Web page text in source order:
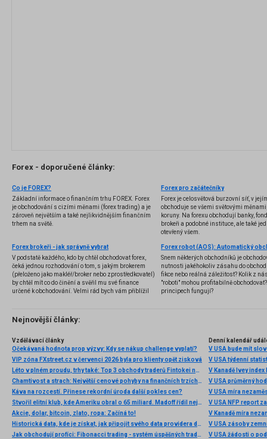
Forex - doporučené články:
Co je FOREX?
Základní informace o finančním trhu FOREX. Forex
je obchodování s cizími měnami (forex trading) a je
zároveň největším a také nejlikvidnějším finančním
trhem na světě.
Forex pro začátečníky
Forex je celosvětová burzovní síť, v
obchoduje se všemi světovými
koruny. Na forexu obchodují banky,
brokeři a podobné instituce, ale také
otevřený všem.
Forex brokeři - jak správně vybrat
V podstatě každého, kdo by chtěl obchodovat forex,
čeká jednou rozhodování o tom, s jakým brokerem
(přeloženo jako makléř/broker nebo zprostředkovatel)
by chtěl mít co do činění a svěřil mu své finance
určené k obchodování. Velmi rád bych vám přiblížil
několik příkladů nejznámějších z nich.
Snem některých obchodníků je
nutnosti jakéhokoliv zásahu do
fikce nebo reálná záležitost? Kolik z
"roboti" mohou profitabilně
principech fungují?
Nejnovější články:
Vzdělávací články
Očekávaná hodnota prop výzvy: Kdy se nákup challenge vyplatí?
VIP zóna FXstreet.cz v červenci 2026 byla pro klienty opět zisková
Léto v plném proudu, trhy také: Top 3 obchody traderů Fintokei na indexech a zlatě
Chamtivost a strach: Největší cenové pohyby na finančních trzích (červenec 2026)
Káva na rozcestí. Přinese rekordní úroda další pokles cen?
Stvořil elitní klub, kde Ameriku obral o 65 miliard. Madoff řídil největší Ponzi dějin
Akcie, dolar, bitcoin, zlato, ropa: Začíná to!
Historická data, kde je získat, jak připojit svého data providera do MultiCharts a proč je budeme potřebovat? (4. díl)
Jak obchodují profíci: Fibonacci trading - systém úspěšných traderů
Denní kalendář
V USA bude mít
V USA týdenní
V Kanadě Ivey index
V USA průměrný
V USA míra
V USA NFP report
V Kanadě míra
V USA zásoby
V USA žádosti o